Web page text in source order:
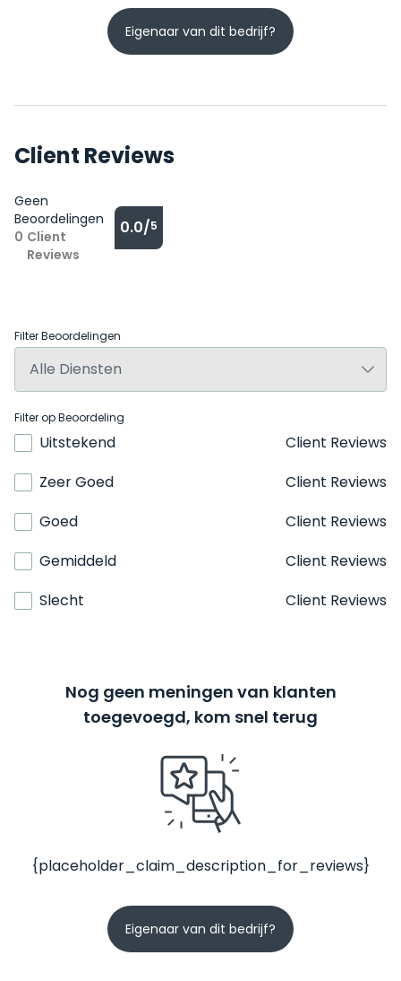
Eigenaar van dit bedrijf?
Client Reviews
Geen
Beoordelingen
0 Client
Reviews
0.0/5
Filter Beoordelingen
Filter op Beoordeling
Uitstekend
Client Reviews
Zeer Goed
Client Reviews
Goed
Client Reviews
Gemiddeld
Client Reviews
Slecht
Client Reviews
Nog geen meningen van klanten
toegevoegd, kom snel terug
{placeholder_claim_description_for_reviews}
Eigenaar van dit bedrijf?